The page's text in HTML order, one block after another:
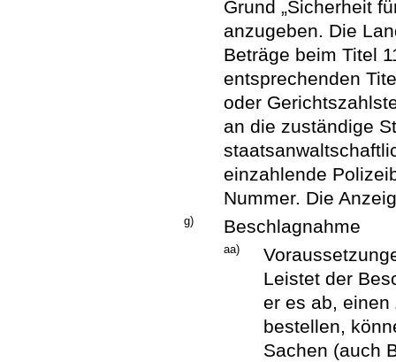
Grund „Sicherheit
anzugeben. Die
Beträge beim Titel
entsprechenden
oder
an die zuständige
einzahlende
Nummer. Die
g) Beschlagnahme
aa)
Leistet der
er es ab,
bestellen,
Sachen (auch